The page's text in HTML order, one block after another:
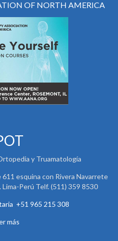
OF NORTH AMERICA
y Truamatología
esquina con Rivera Navarrete
Perú Telf. (511) 359 8530
+51 965 215 308
más